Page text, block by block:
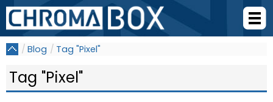
Blog Tag "Pixel"
Tag "Pixel"